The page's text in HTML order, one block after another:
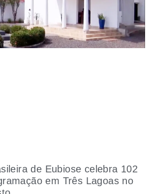
de Eubiose celebra 102
em Três Lagoas no